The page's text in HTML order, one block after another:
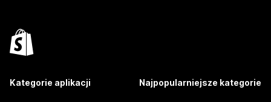
Kategorie aplikacji Najpopularniejsze kategorie